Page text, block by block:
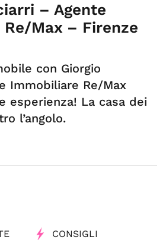
– Agente
Max – Firenze
con Giorgio
Immobiliare Re/Max
esperienza! La casa dei
l’angolo.
CONSIGLI